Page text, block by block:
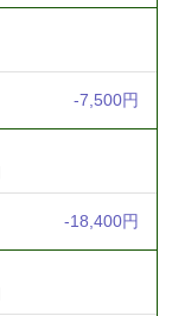
-7,500円
-18,400円